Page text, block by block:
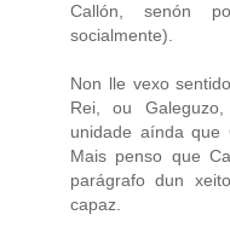
Callón, senón
socialmente).
Non lle vexo
Rei, ou
unidade aínda que
Mais penso que
parágrafo dun
capaz.